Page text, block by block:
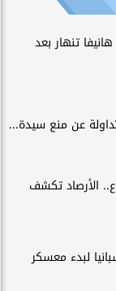
تنهار بعد
عن منع سيدة...
الأرصاد تكشف
لبدء معسكر